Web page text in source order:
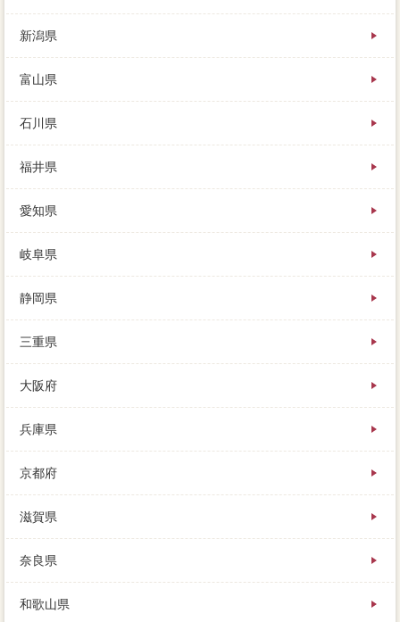
新潟県
富山県
石川県
福井県
愛知県
岐阜県
静岡県
三重県
大阪府
兵庫県
京都府
滋賀県
奈良県
和歌山県